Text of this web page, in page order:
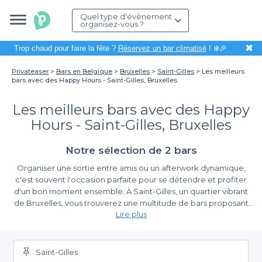
Quel type d'évènement
organisez-vous ?
Trop chaud pour faire la fête ? Réservez un bar climatisé! ❄️🎉 ✖
Privateaser Bars en Belgique Bruxelles Saint-Gilles
Les meilleurs
bars avec des Happy Hours - Saint-Gilles, Bruxelles
Les meilleurs bars avec des Happy
Hours - Saint-Gilles, Bruxelles
Notre sélection de 2 bars
Organiser une sortie entre amis ou un afterwork dynamique,
c'est souvent l'occasion parfaite pour se détendre et profiter
d'un bon moment ensemble. À Saint-Gilles, un quartier vibrant
de Bruxelles, vous trouverez une multitude de bars proposant
des Happy Hours attractifs. Ces offres vous permettent de
profitant de l'ambiance unique de cet arrondissement animé.
Pourquoi choisir Privateaser pour réserver vos soirées
Lire plus
Saint-Gilles